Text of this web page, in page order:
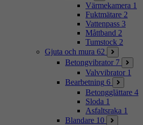
Värmekamera 1
Fuktmätare 2
Vattenpass 3
Måttband 2
Tumstock 2
Gjuta och mura 62
Betongvibrator 7
Valvvibrator 1
Bearbetning 6
Betongglättare 4
Sloda 1
Asfaltsraka 1
Blandare 10